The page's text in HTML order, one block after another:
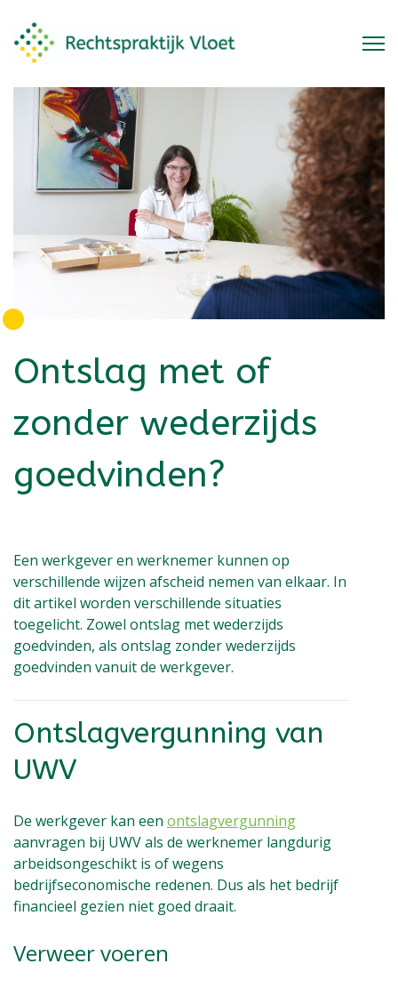
Ontslag met of
zonder wederzijds
goedvinden?
Een werkgever en werknemer kunnen op
verschillende wijzen afscheid nemen van elkaar. In
dit artikel worden verschillende situaties
toegelicht. Zowel ontslag met wederzijds
goedvinden, als ontslag zonder wederzijds
goedvinden vanuit de werkgever.
Ontslagvergunning van
UWV
De werkgever kan een ontslagvergunning
aanvragen bij UWV als de werknemer langdurig
arbeidsongeschikt is of wegens
bedrijfseconomische redenen. Dus als het bedrijf
financieel gezien niet goed draait.
Verweer voeren